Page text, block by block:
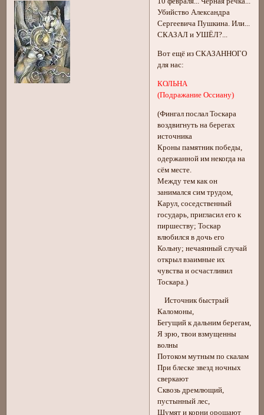
Убийство Александра
Сергеевича Пушкина. Или...
СКАЗАЛ и УШЁЛ?...
Вот ещё из СКАЗАННОГО
для нас:
КОЛЬНА
(Подражание Оссиану)
(Фингал послал Тоскара
воздвигнуть на берегах
источника
Кроны памятник победы,
одержанной им некогда на
сём месте.
Между тем как он
занимался сим трудом,
Карул, соседственный
государь, пригласил его к
пиршеству; Тоскар
влюбился в дочь его
Кольну; нечаянный случай
открыл взаимные их
чувства и осчастливил
Тоскара.)
Источник быстрый
Каломоны,
Бегущий к дальним берегам,
Я зрю, твои взмущенны
волны
Потоком мутным по скалам
При блеске звезд ночных
сверкают
Сквозь дремлющий,
пустынный лес,
Шумят и корни орошают